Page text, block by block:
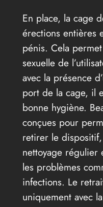
En place, la cage
érections entières
pénis. Cela
sexuelle de
avec la présence
port de la cage, il
bonne hygiène.
conçues pour
retirer le
nettoyage régulier
les problèmes
infections. Le
uniquement avec